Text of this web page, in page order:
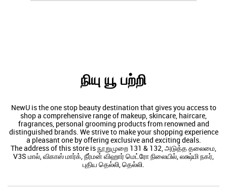
நியு யூ பற்றி
NewU is the one stop beauty destination that gives you access to
shop a comprehensive range of makeup, skincare, haircare,
fragrances, personal grooming products from renowned and
distinguished brands. We strive to make your shopping experience
a pleasant one by offering exclusive and exciting deals.
The address of this store is நூறுமுறை 131 & 132, அடுத்த தலைமை,
V3S மால், விகாஸ் மார்க், நீர்மன் விஹார் மெட்ரோ நிலையில், லக்ஷ்மி நகர்,
புதிய தெல்லி, தெல்லி.